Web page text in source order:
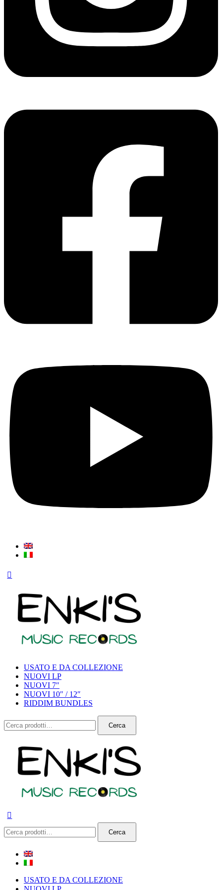
USATO E DA COLLEZIONE
NUOVI LP
NUOVI 7″
NUOVI 10″ / 12″
RIDDIM BUNDLES
Cerca:
Cerca
Cerca:
Cerca
USATO E DA COLLEZIONE